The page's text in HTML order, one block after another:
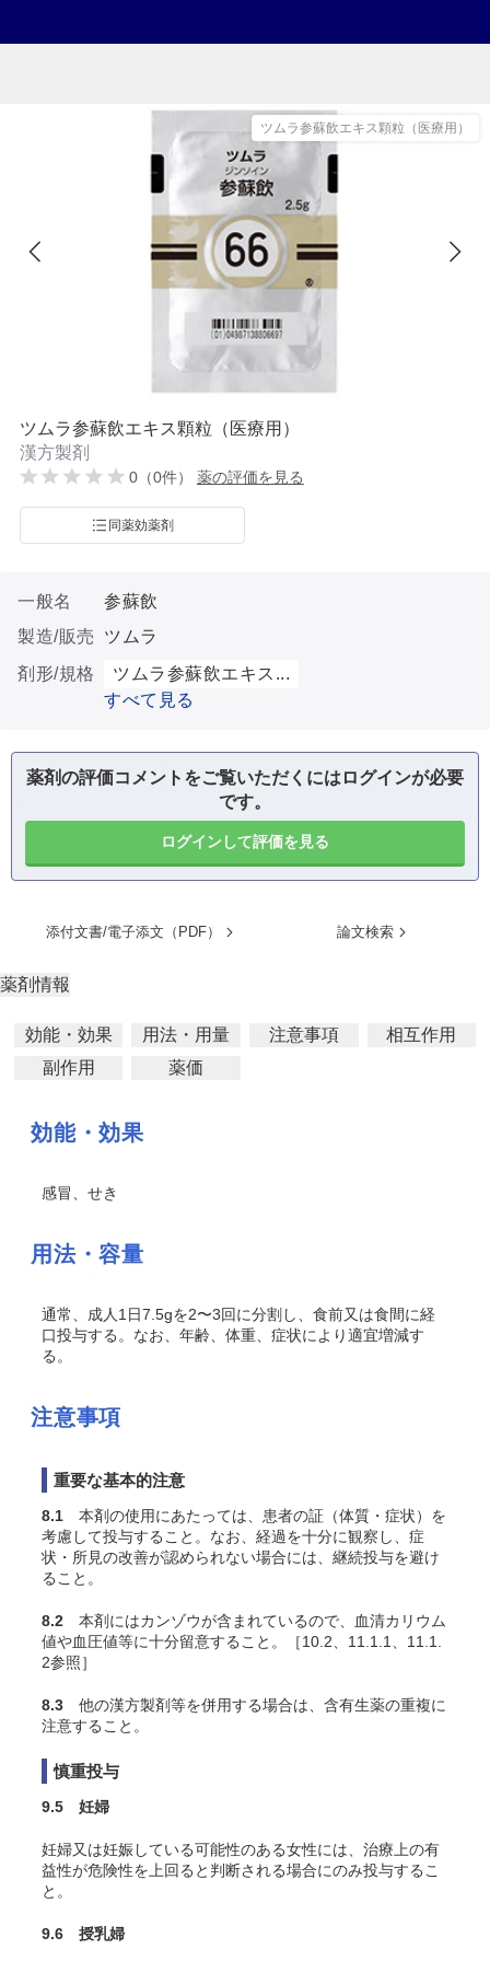
ツムラ参蘇飲エキス顆粒（医療用）
ツムラ参蘇飲エキス顆粒（医療用）
漢方製剤
0（0件） 薬の評価を見る
同薬効薬剤
一般名
参蘇飲
製造/販売
ツムラ
剤形/規格
ツムラ参蘇飲エキス...
すべて見る
薬剤の評価コメントをご覧いただくにはログインが必要
です。
ログインして評価を見る
添付文書/電子添文（PDF） 論文検索
薬剤情報
効能・効果 用法・用量 注意事項
相互作用
副作用
薬価
効能・効果
感冒、せき
用法・容量
通常、成人1日7.5gを2〜3回に分割し、食前又は食間に経
口投与する。なお、年齢、体重、症状により適宜増減す
る。
注意事項
重要な基本的注意
8.1 本剤の使用にあたっては、患者の証（体質・症状）を
考慮して投与すること。なお、経過を十分に観察し、症
状・所見の改善が認められない場合には、継続投与を避け
ること。
8.2 本剤にはカンゾウが含まれているので、血清カリウム
値や血圧値等に十分留意すること。［10.2、11.1.1、11.1.
2参照］
8.3 他の漢方製剤等を併用する場合は、含有生薬の重複に
注意すること。
慎重投与
9.5 妊婦
妊婦又は妊娠している可能性のある女性には、治療上の有
益性が危険性を上回ると判断される場合にのみ投与するこ
と。
9.6 授乳婦